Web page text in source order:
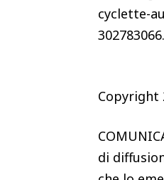
cyclette-
Copyright
di